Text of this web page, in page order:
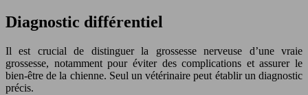
Diagnostic différentiel
Il est crucial de distinguer la grossesse nerveuse d’une vraie
grossesse, notamment pour éviter des complications et assurer le
bien-être de la chienne. Seul un vétérinaire peut établir un diagnostic
précis.